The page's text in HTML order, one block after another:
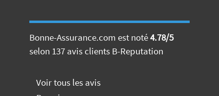
Bonne-Assurance.com est noté4.78/5
selon 137avis clients B-Reputation
Voir tous les avis